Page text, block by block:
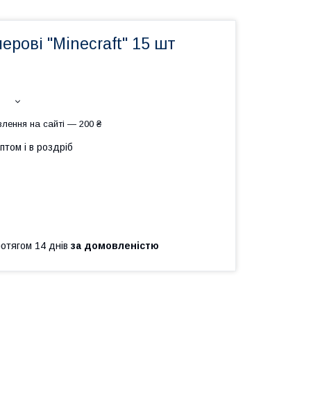
"Minecraft" 15 шт
на сайті — 200 ₴
і в роздріб
14 днів за домовленістю